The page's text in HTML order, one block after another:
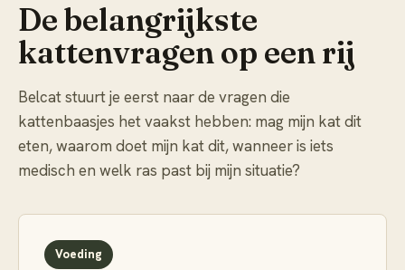
De belangrijkste
kattenvragen op een rij
Belcat stuurt je eerst naar de vragen die
kattenbaasjes het vaakst hebben: mag mijn kat dit
eten, waarom doet mijn kat dit, wanneer is iets
medisch en welk ras past bij mijn situatie?
Voeding